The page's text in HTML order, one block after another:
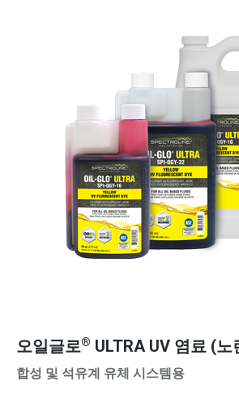
오일글로® ULTRA UV 염료 (노
합성 및 석유계 유체 시스템용